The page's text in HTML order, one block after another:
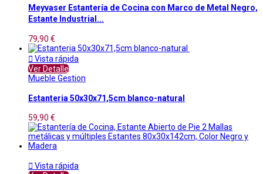
Meyvaser Estantería de Cocina con Marco de Metal Negro,
Estante Industrial...
79,90 €
 Vista rápida
Ver Detalle
Mueble Gestion
Estanteria 50x30x71,5cm blanco-natural
59,90 €
 Vista rápida